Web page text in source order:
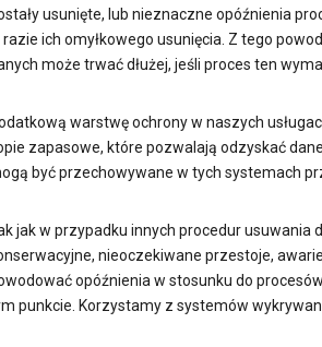
usunięte, lub nieznaczne opóźnienia
razie ich omyłkowego usunięcia. Z tego
może trwać dłużej, jeśli proces ten
warstwę ochrony w naszych
zapasowe, które pozwalają odzyskać
być przechowywane w tych systemach
jak w przypadku innych procedur usuwania
nieoczekiwane przestoje,
opóźnienia w stosunku do
punkcie. Korzystamy z systemów